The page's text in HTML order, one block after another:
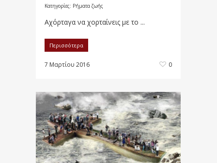
Κατηγορίες: Ρήματα ζωής
Αχόρταγα να χορταίνεις με το ...
Περισσότερα
7 Μαρτίου 2016 0